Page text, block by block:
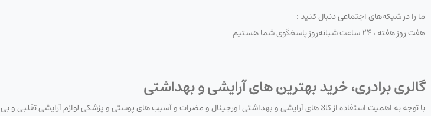
ما را در شبکه‌های اجتماعی دنبال کنید :
هفت روز هفته ، ۲۴ ساعت شبانه‌روز پاسخگوی شما هستیم
گالری برادری، خرید بهترین های آرایشی و بهداشتی
با توجه به اهمیت استفاده از کالا های آرایشی و بهداشتی اورجینال و مضرات و آسیب های پوستی و پزشکی لوازم آرایشی تقلبی و